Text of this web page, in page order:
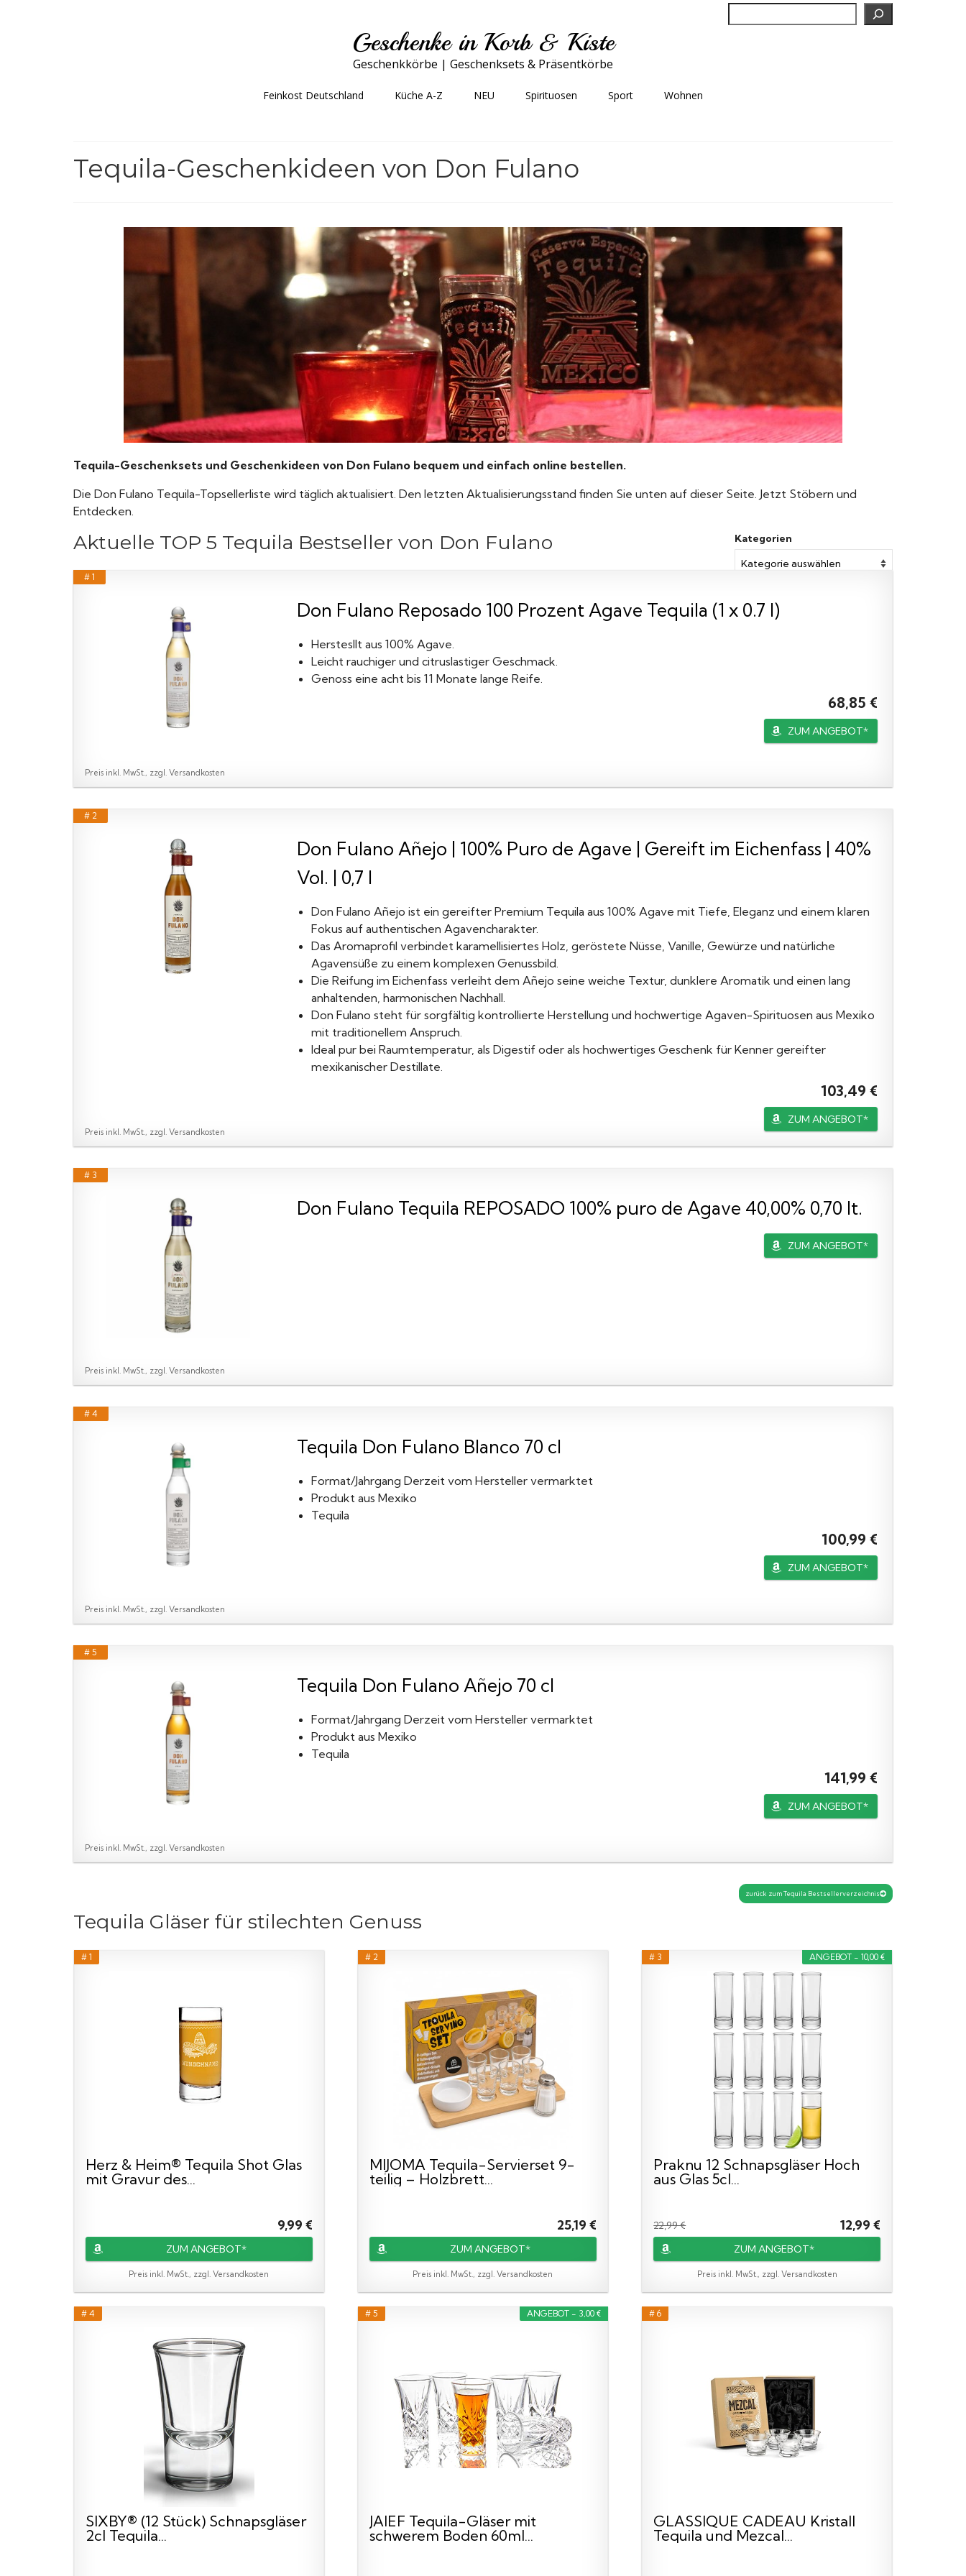
Geschenke in Korb & Kiste
Geschenkkörbe | Geschenksets & Präsentkörbe
Feinkost Deutschland Küche A-Z NEU Spirituosen Sport Wohnen
Tequila-Geschenkideen von Don Fulano
Tequila-Geschenksets und Geschenkideen von Don Fulano bequem und einfach online bestellen.
Die Don Fulano Tequila-Topsellerliste wird täglich aktualisiert. Den letzten Aktualisierungsstand finden Sie unten auf dieser Seite. Jetzt Stöbern und
Entdecken.
Kategorien
Aktuelle TOP 5 Tequila Bestseller von Don Fulano
# 1
Don Fulano Reposado 100 Prozent Agave Tequila (1 x 0.7 l)
Herstesllt aus 100% Agave.
Leicht rauchiger und citruslastiger Geschmack.
Genoss eine acht bis 11 Monate lange Reife.
68,85 €
ZUM ANGEBOT*
Preis inkl. MwSt., zzgl. Versandkosten
# 2
Don Fulano Añejo | 100% Puro de Agave | Gereift im Eichenfass | 40%
Vol. | 0,7 l
Don Fulano Añejo ist ein gereifter Premium Tequila aus 100% Agave mit Tiefe, Eleganz und einem klaren
Fokus auf authentischen Agavencharakter.
Das Aromaprofil verbindet karamellisiertes Holz, geröstete Nüsse, Vanille, Gewürze und natürliche
Agavensüße zu einem komplexen Genussbild.
Die Reifung im Eichenfass verleiht dem Añejo seine weiche Textur, dunklere Aromatik und einen lang
anhaltenden, harmonischen Nachhall.
Don Fulano steht für sorgfältig kontrollierte Herstellung und hochwertige Agaven-Spirituosen aus Mexiko
mit traditionellem Anspruch.
Ideal pur bei Raumtemperatur, als Digestif oder als hochwertiges Geschenk für Kenner gereifter
mexikanischer Destillate.
103,49 €
ZUM ANGEBOT*
Preis inkl. MwSt., zzgl. Versandkosten
# 3
Don Fulano Tequila REPOSADO 100% puro de Agave 40,00% 0,70 lt.
ZUM ANGEBOT*
Preis inkl. MwSt., zzgl. Versandkosten
# 4
Tequila Don Fulano Blanco 70 cl
Format/Jahrgang Derzeit vom Hersteller vermarktet
Produkt aus Mexiko
Tequila
100,99 €
ZUM ANGEBOT*
Preis inkl. MwSt., zzgl. Versandkosten
# 5
Tequila Don Fulano Añejo 70 cl
Format/Jahrgang Derzeit vom Hersteller vermarktet
Produkt aus Mexiko
Tequila
141,99 €
ZUM ANGEBOT*
Preis inkl. MwSt., zzgl. Versandkosten
zurück zum Tequila Bestsellerverzeichnis
Tequila Gläser für stilechten Genuss
# 1
Herz & Heim® Tequila Shot Glas
mit Gravur des...
9,99 €
ZUM ANGEBOT*
Preis inkl. MwSt., zzgl. Versandkosten
# 2
MIJOMA Tequila-Servierset 9-
teilig – Holzbrett...
25,19 €
ZUM ANGEBOT*
Preis inkl. MwSt., zzgl. Versandkosten
ANGEBOT - 10,00 €
# 3
Praknu 12 Schnapsgläser Hoch
aus Glas 5cl...
22,99 € 12,99 €
ZUM ANGEBOT*
Preis inkl. MwSt., zzgl. Versandkosten
# 4
SIXBY® (12 Stück) Schnapsgläser
2cl Tequila...
ANGEBOT - 3,00 €
# 5
JAIEF Tequila-Gläser mit
schwerem Boden 60ml...
# 6
GLASSIQUE CADEAU Kristall
Tequila und Mezcal...